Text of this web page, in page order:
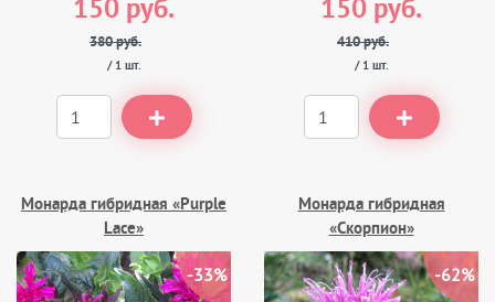
150 руб.
380 руб.
/ 1 шт.
150 руб.
410 руб.
/ 1 шт.
Монарда гибридная «Purple
Lace»
-33%
Монарда гибридная
«Скорпион»
-62%